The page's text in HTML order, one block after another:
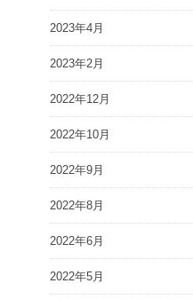
2023年4月
2023年2月
2022年12月
2022年10月
2022年9月
2022年8月
2022年6月
2022年5月